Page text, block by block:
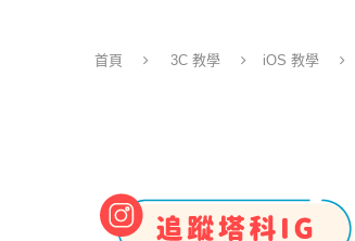
首頁 3C 教學 iOS 教學